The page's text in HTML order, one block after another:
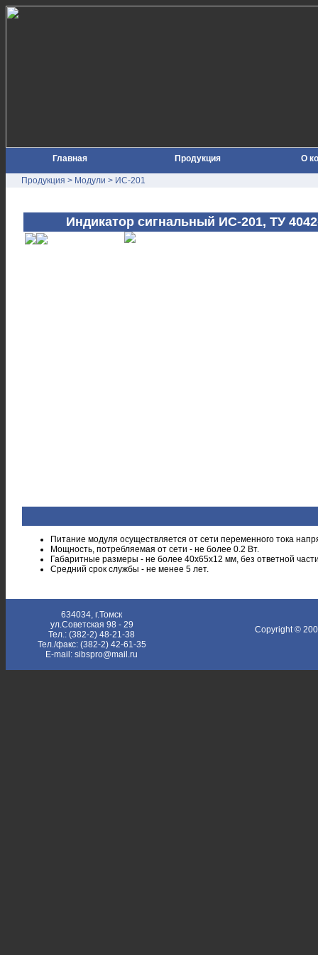
Главная Продукция О
Продукция > Модули > ИС-201
Индикатор сигнальный ИС-201, ТУ
Питание модуля осуществляется от сети переменного тока
Мощность, потребляемая от сети - не более 0.2 Вт.
Габаритные размеры - не более 40х65х12 мм, без ответной
Средний срок службы - не менее 5 лет.
634034, г.Томск
ул.Советская 98 - 29
Тел.: (382-2) 48-21-38
Тел./факс: (382-2) 42-61-35
E-mail: sibspro@mail.ru
Copyright ©